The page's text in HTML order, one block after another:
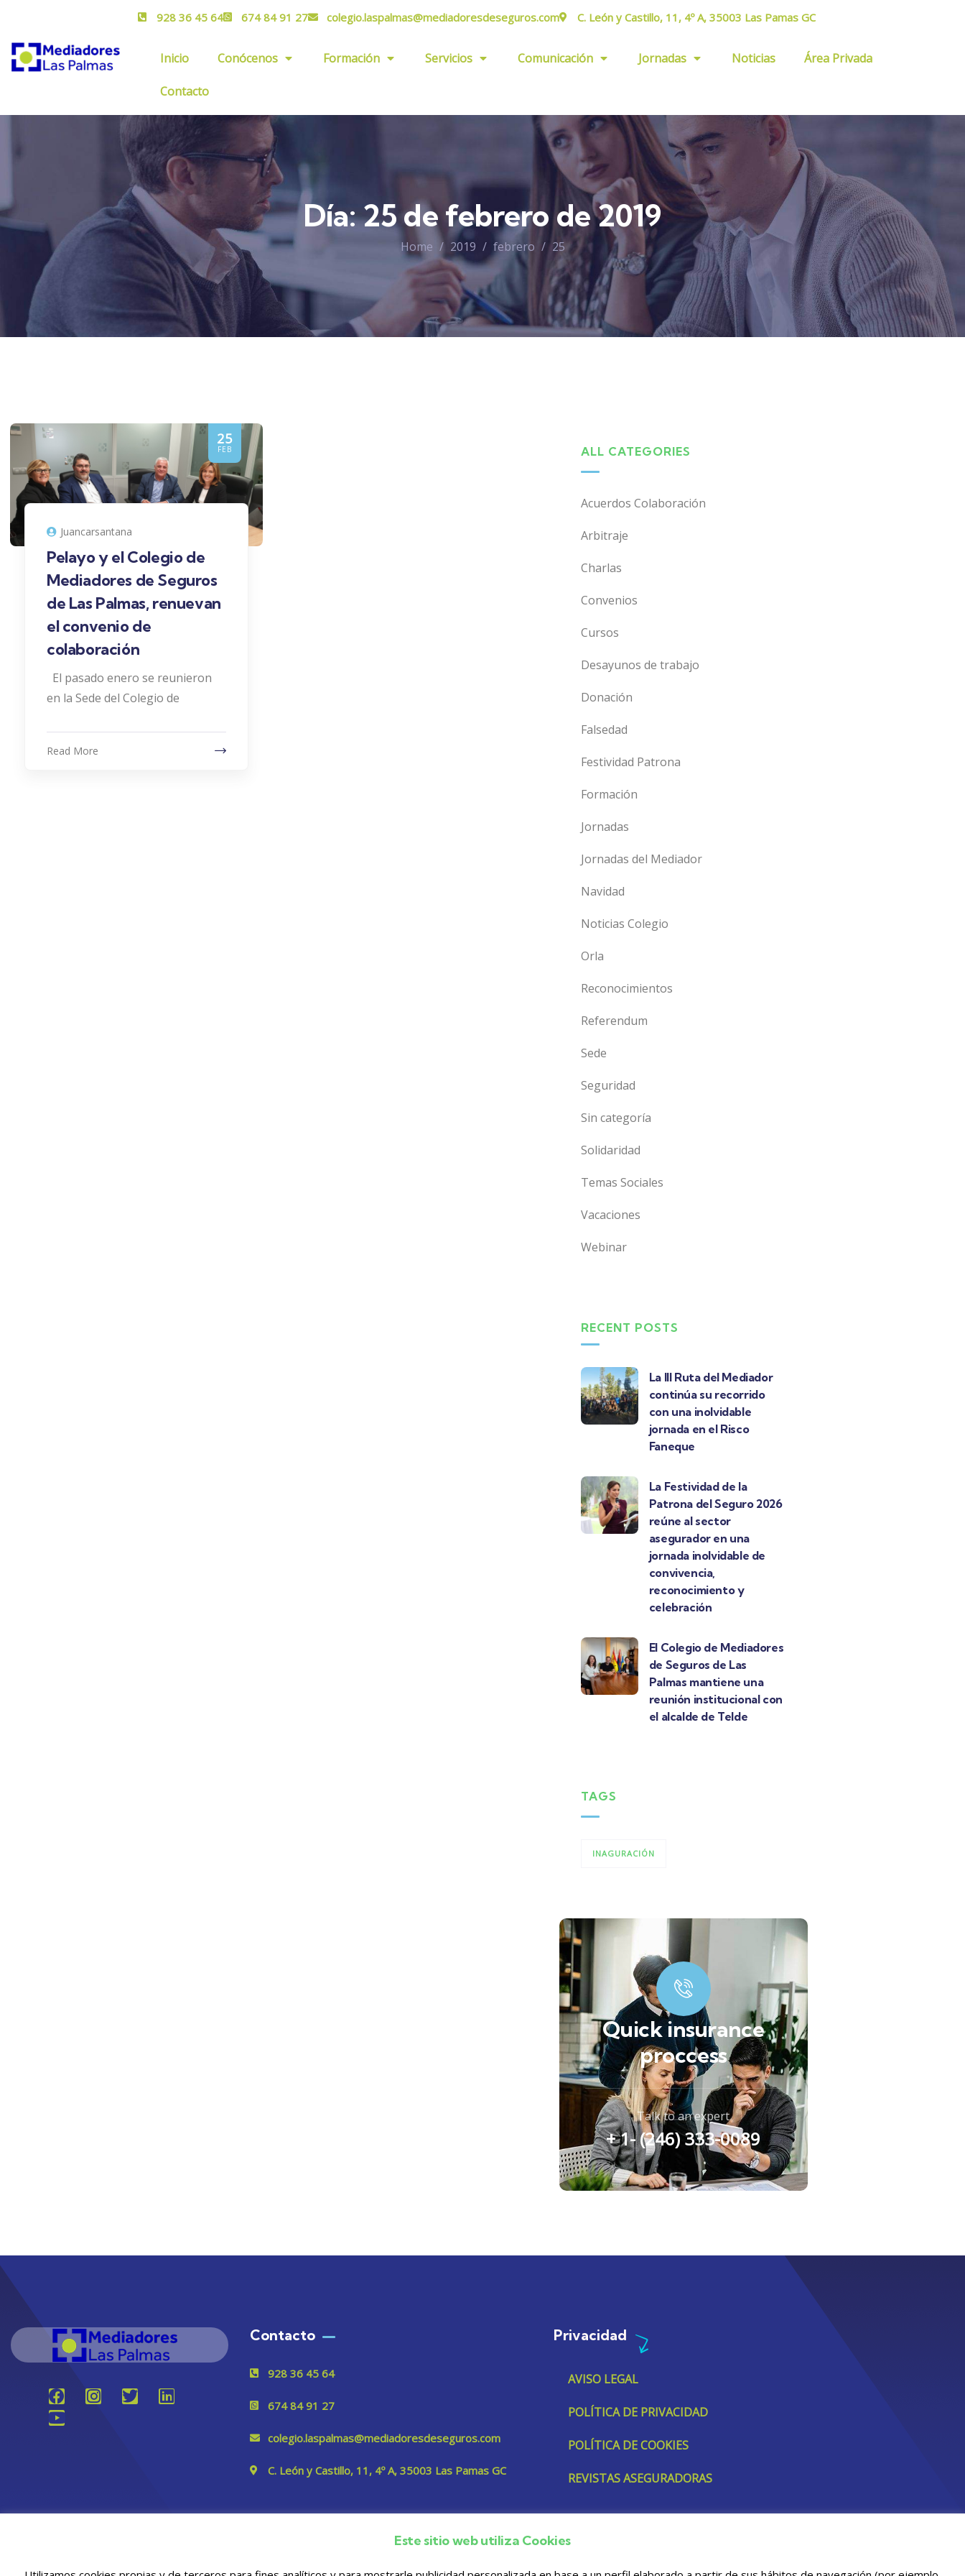
928 36 45 64 674 84 91 27 colegio.laspalmas@mediadoresdeseguros.com C. León y Castillo, 11, 4º A, 35003 Las Pamas GC
Inicio Conócenos Formación Servicios Comunicación Jornadas Noticias Área Privada
Contacto
Día:25 de febrero de 2019
Home 2019 febrero 25
25
FEB
Juancarsantana
Pelayo y el Colegio de
Mediadores de Seguros
de Las Palmas, renuevan
el convenio de
colaboración
El pasado enero se reunieron
en la Sede del Colegio de
Read More
ALL CATEGORIES
Acuerdos Colaboración
Arbitraje
Charlas
Convenios
Cursos
Desayunos de trabajo
Donación
Falsedad
Festividad Patrona
Formación
Jornadas
Jornadas del Mediador
Navidad
Noticias Colegio
Orla
Reconocimientos
Referendum
Sede
Seguridad
Sin categoría
Solidaridad
Temas Sociales
Vacaciones
Webinar
RECENT POSTS
La III Ruta del Mediador
continúa su recorrido
con una inolvidable
jornada en el Risco
Faneque
La Festividad de la
Patrona del Seguro 2026
reúne al sector
asegurador en una
jornada inolvidable de
convivencia,
reconocimiento y
celebración
El Colegio de Mediadores
de Seguros de Las
Palmas mantiene una
reunión institucional con
el alcalde de Telde
TAGS
INAGURACIÓN
Quick insurance
proccess
Talk to an expert
+ 1- (246) 333-0089
Contacto
928 36 45 64
674 84 91 27
colegio.laspalmas@mediadoresdeseguros.com
C. León y Castillo, 11, 4º A, 35003 Las Pamas GC
Privacidad
AVISO LEGAL
POLÍTICA DE PRIVACIDAD
POLÍTICA DE COOKIES
REVISTAS ASEGURADORAS
Este sitio web utiliza Cookies